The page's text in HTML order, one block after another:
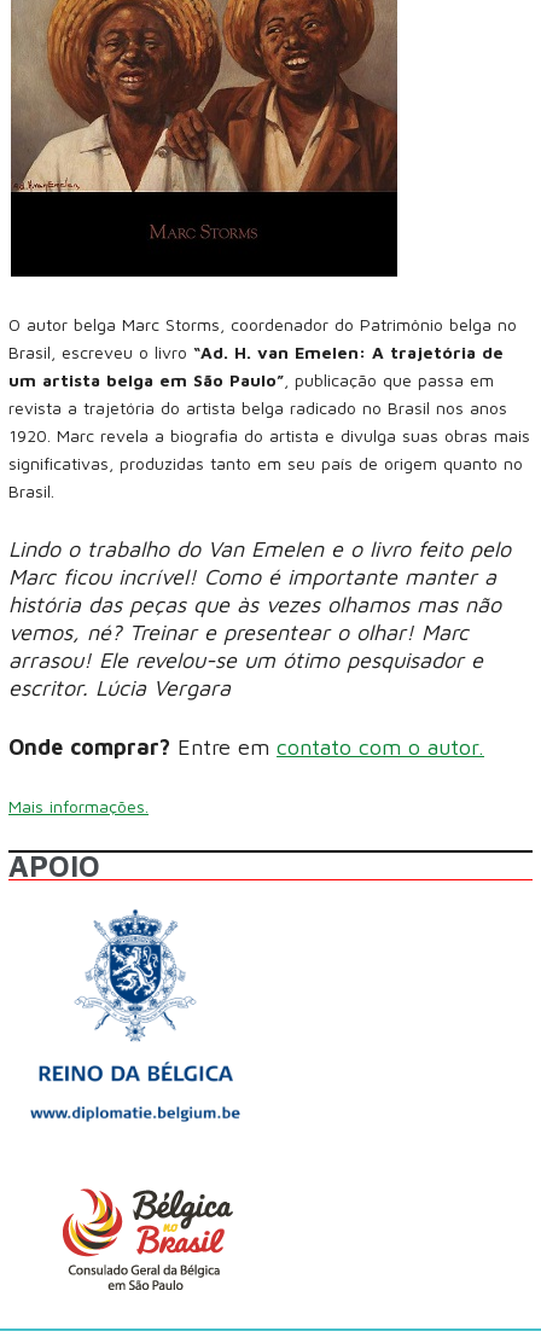
O autor belga Marc Storms, coordenador do Patrimônio belga no
Brasil, escreveu o livro “Ad. H. van Emelen: A trajetória de
um artista belga em São Paulo” , publicação que passa em
revista a trajetória do artista belga radicado no Brasil nos anos
1920. Marc revela a biografia do artista e divulga suas obras mais
significativas, produzidas tanto em seu país de origem quanto no
Brasil.
Lindo o trabalho do Van Emelen e o livro feito pelo
Marc ficou incrível! Como é importante manter a
história das peças que às vezes olhamos mas não
vemos, né? Treinar e presentear o olhar! Marc
arrasou! Ele revelou-se um ótimo pesquisador e
escritor. Lúcia Vergara
Onde comprar? Entre em contato com o autor.
Mais informações.
APOIO